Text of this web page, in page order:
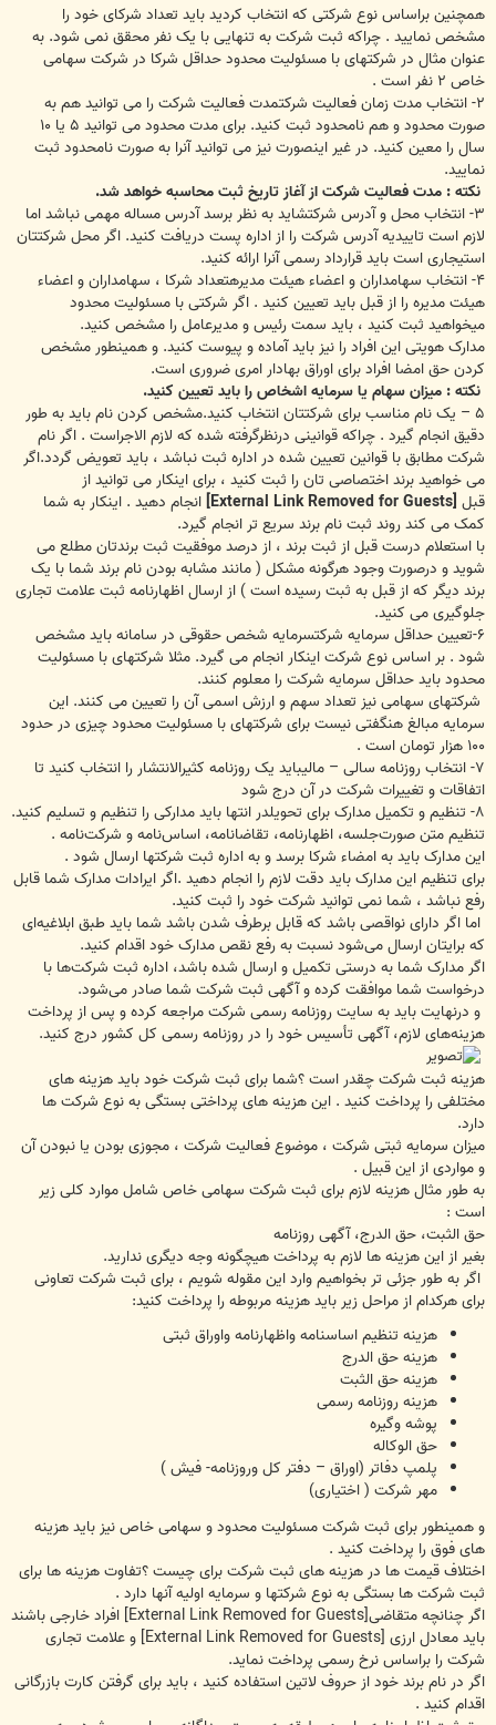
همچنین براساس نوع شرکتی که انتخاب کردید باید تعداد شرکای خود را
مشخص نمایید . چراکه ثبت شرکت به تنهایی با یک نفر محقق نمی شود. به
عنوان مثال در شرکتهای با مسئولیت محدود حداقل شرکا در شرکت سهامی
خاص ۲ نفر است .
۲- انتخاب مدت زمان فعالیت شرکتمدت فعالیت شرکت را می توانید هم به
صورت محدود و هم نامحدود ثبت کنید. برای مدت محدود می توانید ۵ یا ۱۰
سال را معین کنید. در غیر اینصورت نیز می توانید آنرا به صورت نامحدود ثبت
نمایید.
نکته : مدت فعالیت شرکت از آغاز تاریخ ثبت محاسبه خواهد شد.
۳- انتخاب محل و آدرس شرکتشاید به نظر برسد آدرس مساله مهمی نباشد اما
لازم است تاییدیه آدرس شرکت را از اداره پست دریافت کنید. اگر محل شرکتتان
استیجاری است باید قرارداد رسمی آنرا ارائه کنید.
۴- انتخاب سهامداران و اعضاء هیئت مدیرهتعداد شرکا ، سهامداران و اعضاء
هیئت مدیره را از قبل باید تعیین کنید . اگر شرکتی با مسئولیت محدود
میخواهید ثبت کنید ، باید سمت رئیس و مدیرعامل را مشخص کنید.
مدارک هویتی این افراد را نیز باید آماده و پیوست کنید. و همینطور مشخص
کردن حق امضا افراد برای اوراق بهادار امری ضروری است.
نکته : میزان سهام یا سرمایه اشخاص را باید تعیین کنید.
۵ – یک نام مناسب برای شرکتتان انتخاب کنید.مشخص کردن نام باید به طور
دقیق انجام گیرد . چراکه قوانینی درنظرگرفته شده که لازم الاجراست . اگر نام
شرکت مطابق با قوانین تعیین شده در اداره ثبت نباشد ، باید تعویض گردد.اگر
می خواهید برند اختصاصی تان را ثبت کنید ، برای اینکار می توانید از
قبل [External Link Removed for Guests]
انجام دهید . اینکار به شما
کمک می کند روند ثبت نام برند سریع تر انجام گیرد.
با استعلام درست قبل از ثبت برند ، از درصد موفقیت ثبت برندتان مطلع می
شوید و درصورت وجود هرگونه مشکل ( مانند مشابه بودن نام برند شما با یک
برند دیگر که از قبل به ثبت رسیده است ) از ارسال اظهارنامه ثبت علامت تجاری
جلوگیری می کنید.
۶-تعیین حداقل سرمایه شرکتسرمایه شخص حقوقی در سامانه باید مشخص
شود . بر اساس نوع شرکت اینکار انجام می گیرد. مثلا شرکتهای با مسئولیت
محدود باید حداقل سرمایه شرکت را معلوم کنند.
شرکتهای سهامی نیز تعداد سهم و ارزش اسمی آن را تعیین می کنند. این
سرمایه مبالغ هنگفتی نیست برای شرکتهای با مسئولیت محدود چیزی در حدود
۱۰۰ هزار تومان است .
۷- انتخاب روزنامه سالی – مالیباید یک روزنامه کثیرالانتشار را انتخاب کنید تا
اتفاقات و تغییرات شرکت در آن درج شود
۸- تنظیم و تکمیل مدارک برای تحویلدر انتها باید مدارکی را تنظیم و تسلیم کنید.
تنظیم متن صورت‌جلسه، اظهارنامه، تقاضانامه، اساس‌نامه و شرکت‌نامه .
این مدارک باید به امضاء شرکا برسد و به اداره ثبت شرکتها ارسال شود .
برای تنظیم این مدارک باید دقت لازم را انجام دهید .اگر ایرادات مدارک شما قابل
رفع نباشد ، شما نمی توانید شرکت خود را ثبت کنید.
اما اگر دارای نواقصی باشد که قابل برطرف شدن باشد شما باید طبق ابلاغیه‌ای
که برایتان ارسال می‌شود نسبت به رفع نقص مدارک خود اقدام کنید.
اگر مدارک شما به ‌درستی تکمیل و ارسال ‌شده باشد، اداره ثبت شرکت‌ها با
درخواست شما موافقت کرده و آگهی ثبت شرکت شما صادر می‌شود.
و درنهایت باید به سایت روزنامه رسمی شرکت مراجعه کرده و پس از پرداخت
هزینه‌های لازم، آگهی تأسیس خود را در روزنامه رسمی کل کشور درج کنید.
هزینه ثبت شرکت چقدر است ؟شما برای ثبت شرکت خود باید هزینه های
مختلفی را پرداخت کنید . این هزینه های پرداختی بستگی به نوع شرکت ها
دارد.
میزان سرمایه ثبتی شرکت ، موضوع فعالیت شرکت ، مجوزی بودن یا نبودن آن
و مواردی از این قبیل .
به طور مثال هزینه لازم برای ثبت شرکت سهامی خاص شامل موارد کلی زیر
است :
حق الثبت، حق الدرج، آگهی روزنامه
بغیر از این هزینه ها لازم به پرداخت هیچگونه وجه دیگری ندارید.
اگر به طور جزئی تر بخواهیم وارد این مقوله شویم ، برای ثبت شرکت تعاونی
برای هرکدام از مراحل زیر باید هزینه مربوطه را پرداخت کنید:
هزینه تنظیم اساسنامه واظهارنامه واوراق ثبتی
هزینه حق الدرج
هزینه حق الثبت
هزینه روزنامه رسمی
پوشه وگیره
حق الوکاله
پلمپ دفاتر (اوراق – دفتر کل وروزنامه- فیش )
مهر شرکت ( اختیاری)
و همینطور برای ثبت شرکت مسئولیت محدود و سهامی خاص نیز باید هزینه
های فوق را پرداخت کنید .
اختلاف قیمت ها در هزینه های ثبت شرکت برای چیست ؟تفاوت هزینه ها برای
ثبت شرکت ها بستگی به نوع شرکتها و سرمایه اولیه آنها دارد .
اگر چنانچه متقاضی[External Link Removed for Guests]
افراد خارجی باشند
باید معادل ارزی [External Link Removed for Guests]
و علامت تجاری
شرکت را براساس نرخ رسمی پرداخت نماید.
اگر در نام برند خود از حروف لاتین استفاده کنید ، باید برای گرفتن کارت بازرگانی
اقدام کنید .